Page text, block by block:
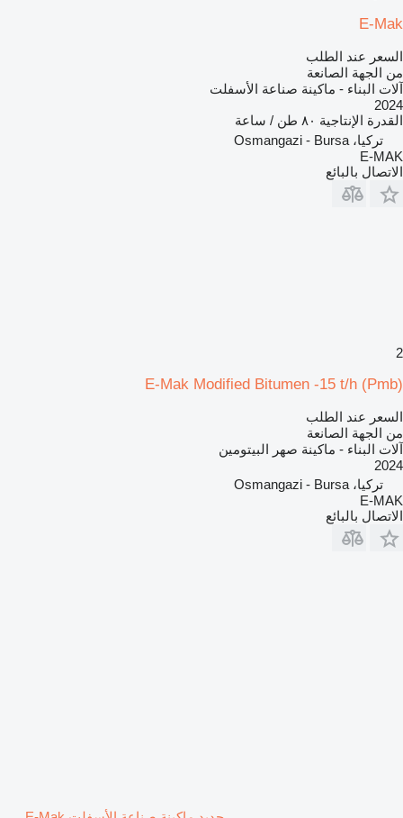
E-Mak
السعر عند الطلب
من الجهة الصانعة
آلات البناء - ماكينة صناعة الأسفلت
2024
القدرة الإنتاجية ٨٠ طن / ساعة
تركيا، Osmangazi - Bursa
E-MAK
الاتصال بالبائع
2
E-Mak Modified Bitumen -15 t/h (Pmb)
السعر عند الطلب
من الجهة الصانعة
آلات البناء - ماكينة صهر البيتومين
2024
تركيا، Osmangazi - Bursa
E-MAK
الاتصال بالبائع